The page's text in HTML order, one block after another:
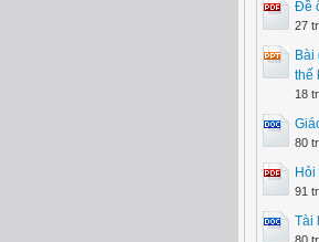
Đề
27
Bài
thế
18
80
91
Tài